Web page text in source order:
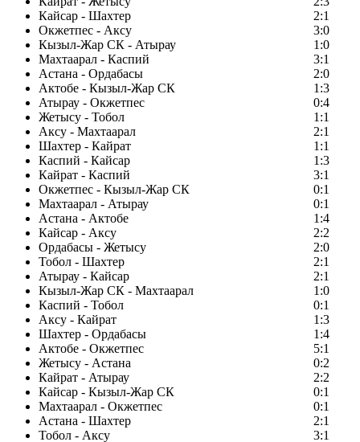
Кайсар - Шахтер
2:1
Окжетпес - Аксу
3:0
Кызыл-Жар СК - Атырау
1:0
Махтаарал - Каспий
3:1
Астана - Ордабасы
2:0
Актобе - Кызыл-Жар СК
1:3
Атырау - Окжетпес
0:4
Жетысу - Тобол
1:1
Аксу - Махтаарал
2:1
Шахтер - Кайрат
1:1
Каспий - Кайсар
1:3
Кайрат - Каспий
3:1
Окжетпес - Кызыл-Жар СК
0:1
Махтаарал - Атырау
0:1
Астана - Актобе
1:4
Кайсар - Аксу
2:2
Ордабасы - Жетысу
2:0
Тобол - Шахтер
2:1
Атырау - Кайсар
2:1
Кызыл-Жар СК - Махтаарал
1:0
Каспий - Тобол
0:1
Аксу - Кайрат
1:3
Шахтер - Ордабасы
1:4
Актобе - Окжетпес
5:1
Жетысу - Астана
0:2
Кайрат - Атырау
2:2
Кайсар - Кызыл-Жар СК
0:1
Махтаарал - Окжетпес
0:1
Астана - Шахтер
2:1
Тобол - Аксу
3:1